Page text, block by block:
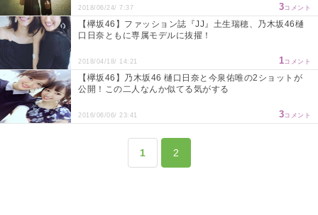
2018/06/24/ 7:37 3コメント
【欅坂46】ファッション誌『JJ』土生瑞穂、乃木坂46樋
口日奈ともに専属モデルに抜擢！
2018/04/18/ 14:21 1コメント
【欅坂46】乃木坂46 樋口日奈と今泉佑唯の2ショットが
公開！この二人なんか似てる気がする
2016/06/06/ 23:41 3コメント
1 2